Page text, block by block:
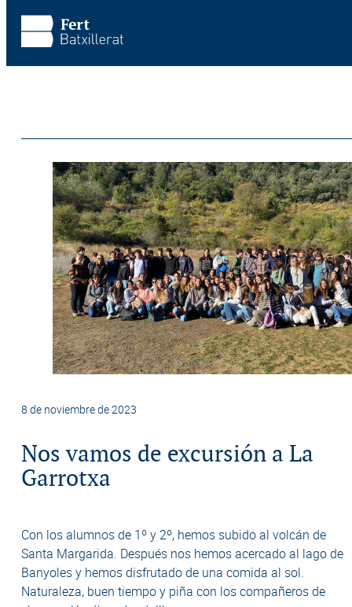
Saltar al contenido principal
8 de noviembre de 2023
Nos vamos de excursión a La
Garrotxa
Con los alumnos de 1º y 2º, hemos subido al volcán de
Santa Margarida. Después nos hemos acercado al lago de
Banyoles y hemos disfrutado de una comida al sol.
Naturaleza, buen tiempo y piña con los compañeros de